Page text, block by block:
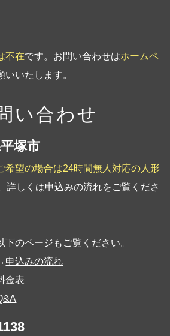
不在です。お問い合わせはホームペ
いいたします。
い合わせ
塚市
希望の場合は24時間無人対応の人形
詳しくは申込みの流れをご覧くださ
のページもご覧ください。
申込みの流れ
金表